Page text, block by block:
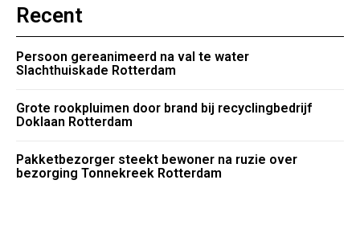
Recent
Persoon gereanimeerd na val te water
Slachthuiskade Rotterdam
Grote rookpluimen door brand bij recyclingbedrijf
Doklaan Rotterdam
Pakketbezorger steekt bewoner na ruzie over
bezorging Tonnekreek Rotterdam